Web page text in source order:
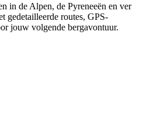
in de Alpen, de Pyreneeën en ver
gedetailleerde routes, GPS-
jouw volgende bergavontuur.